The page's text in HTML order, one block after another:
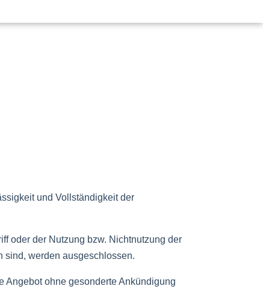
und Vollständigkeit der
oder der Nutzung bzw. Nichtnutzung der
sind, werden ausgeschlossen.
Angebot ohne gesonderte Ankündigung